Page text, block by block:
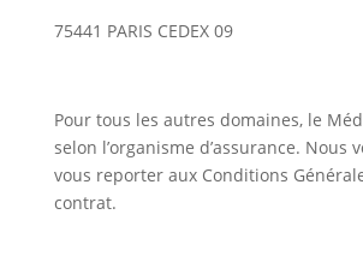
75441 PARIS CEDEX 09
Pour tous les autres domaines, le
selon l’organisme d’assurance. Nous
vous reporter aux Conditions
contrat.